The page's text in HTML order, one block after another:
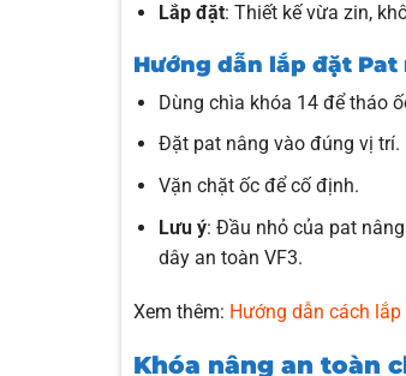
Lắp đặt: Thiết kế vừa zin,
Hướng dẫn lắp đặt
Dùng chìa khóa 14 để tháo
Đặt pat nâng vào đúng vị trí.
Vặn chặt ốc để cố định.
Lưu ý: Đầu nhỏ của pat
dây an toàn VF3.
Xem thêm: Hướng dẫn cách
Khóa nâng an toàn